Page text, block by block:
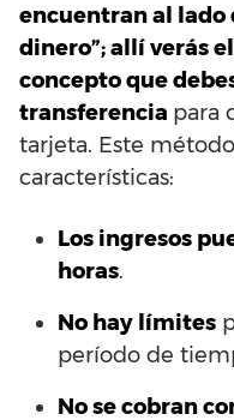
encuentran al lado
dinero”; allí verás
concepto que
transferencia para
tarjeta. Este
características:
Los ingresos
horas.
No hay límites
período de
No se cobran